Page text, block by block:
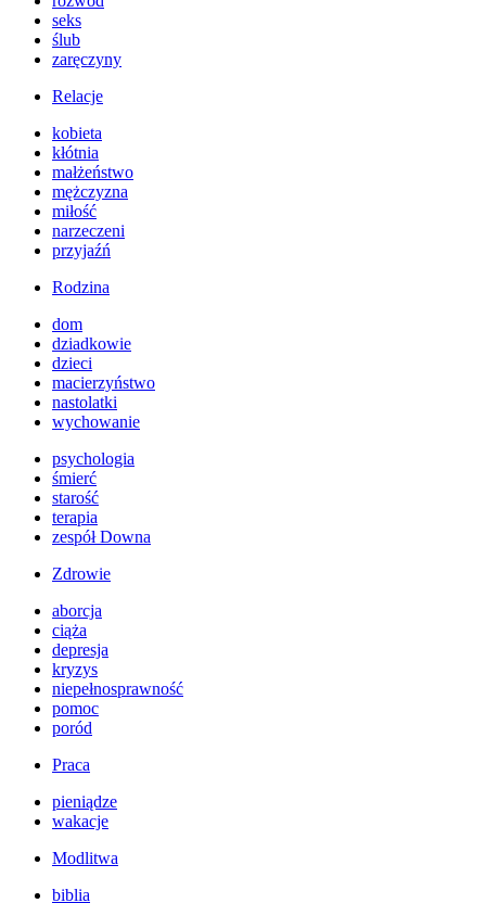
seks
ślub
zaręczyny
Relacje
kobieta
kłótnia
małżeństwo
mężczyzna
miłość
narzeczeni
przyjaźń
Rodzina
dom
dziadkowie
dzieci
macierzyństwo
nastolatki
wychowanie
psychologia
śmierć
starość
terapia
zespół Downa
Zdrowie
aborcja
ciąża
depresja
kryzys
niepełnosprawność
pomoc
poród
Praca
pieniądze
wakacje
Modlitwa
biblia